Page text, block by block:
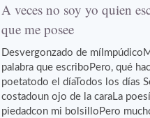
A veces no soy yo quien
que me posee
Desvergonzado de
palabra que escriboPero, qué
poetatodo el díaTodos los días
costadoun ojo de la caraLa
piedadcon mi bolsilloPero